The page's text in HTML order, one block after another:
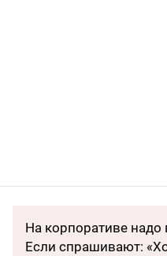
На корпоративе надо
Если спрашивают: